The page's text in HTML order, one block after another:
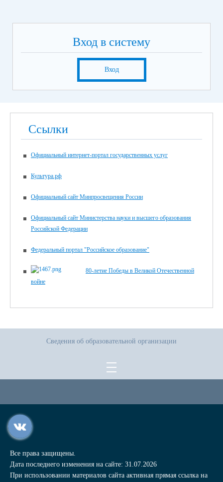
Вход в систему
Вход
Ссылки
Официальный интернет-портал государственных услуг
Культура.рф
Официальный сайт Минпросвещения России
Официальный сайт Министерства науки и высшего образования
Российской Федерации
Федеральный портал "Российское образование"
80-летие Победы в Великой Отечественной
войне
Сведения об образовательной организации
Все права защищены.
Дата последнего изменения на сайте: 31.07.2026
При использовании материалов сайта активная прямая ссылка на